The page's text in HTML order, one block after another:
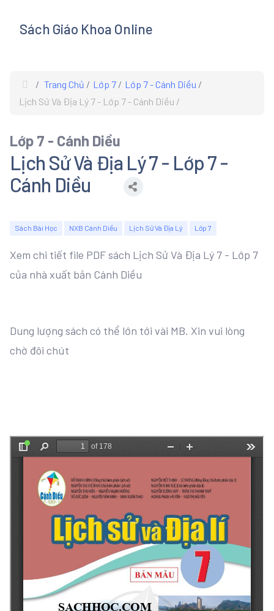
Sách Giáo Khoa Online
Trang Chủ Lớp 7
Lớp 7 - Cánh Diều
Lịch Sử Và Địa Lý 7 - Lớp 7 - Cánh Diều
Lớp 7 - Cánh Diều
Lịch Sử Và Địa Lý 7 - Lớp 7 -
Cánh Diều
Sách Bài Học NXB Cánh Diều Lịch Sử Và Địa Lý Lớp 7
Xem chi tiết file PDF sách Lịch Sử Và Địa Lý 7 - Lớp 7
của nhà xuất bản Cánh Diều
Dung lượng sách có thể lớn tới vài MB. Xin vui lòng
chờ đôi chút